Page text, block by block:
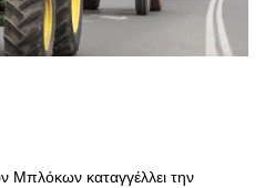
Μπλόκων καταγγέλλει την